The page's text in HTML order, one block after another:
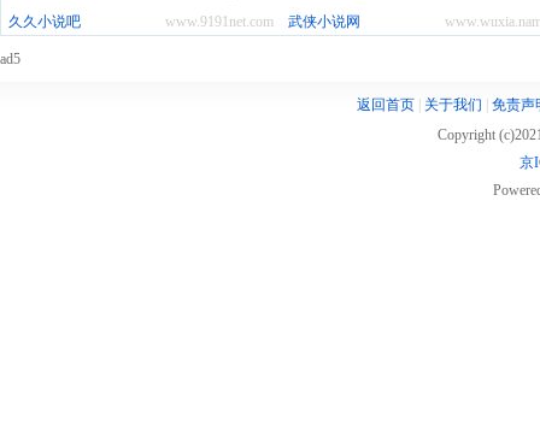
www.9191net.com
久久小说吧 武侠小说网
ad5
返回首页| 关于我们
免责声
Copyright
京